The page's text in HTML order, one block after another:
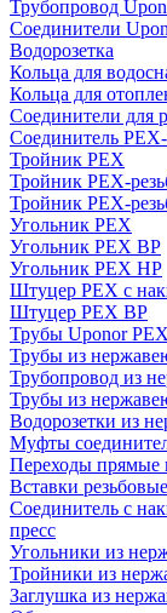
Трубопровод
Соединители
Водорозетка
Кольца для
Кольца для
Соединители для
Соединитель
Тройник PEX
Тройник PEX-
Тройник PEX-
Угольник PEX
Угольник PEX ВР
Угольник PEX НР
Штуцер PEX c
Штуцер PEX ВР
Трубы Uponor
Трубы из
Трубопровод из
Трубы из
Водорозетки из
Муфты
Переходы прямые
Вставки
Соединитель с
пресс
Угольники из
Тройники из
Заглушка из